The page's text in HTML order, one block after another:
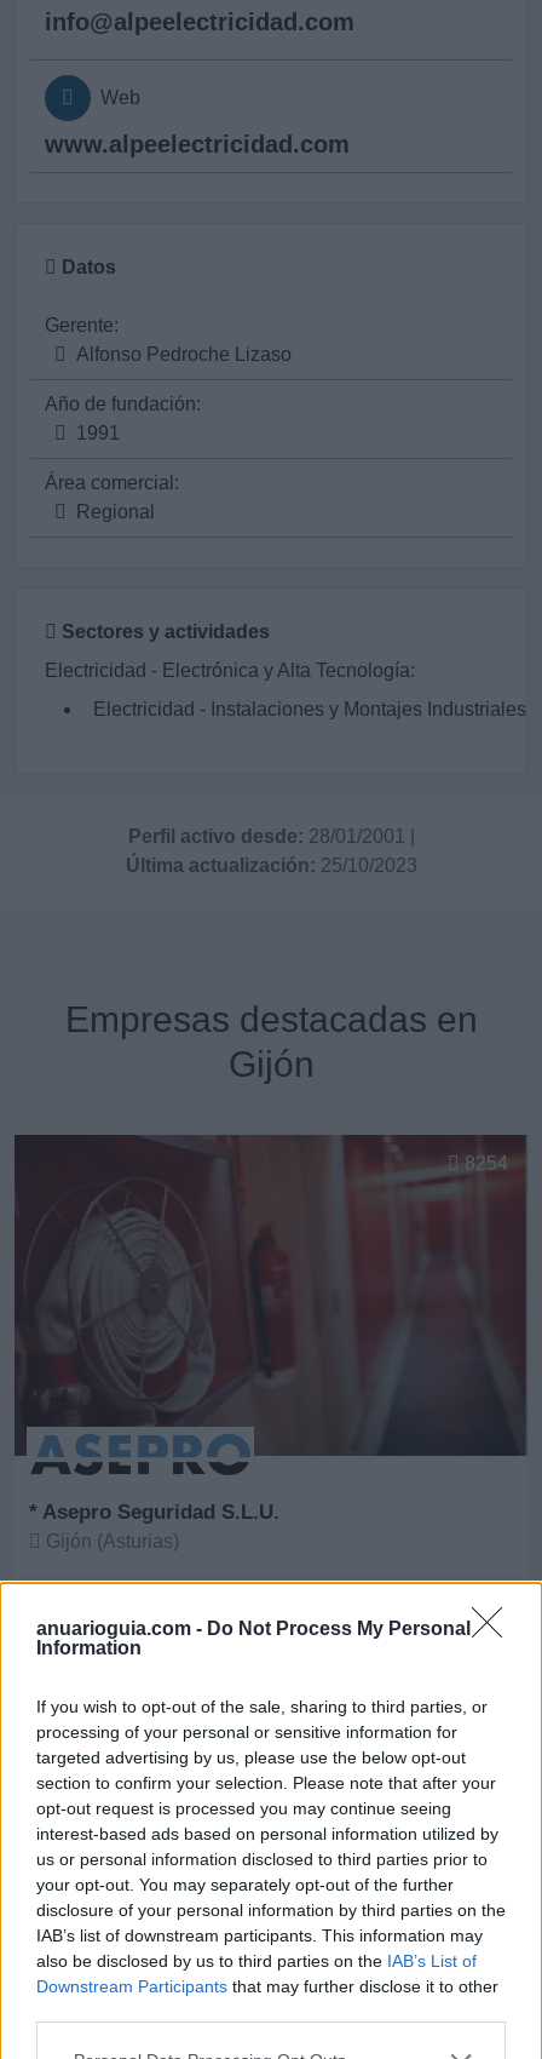
anuarioguia.com - Do Not Process My Personal
Information
If you wish to opt-out of the sale, sharing to third parties, or
processing of your personal or sensitive information for
targeted advertising by us, please use the below opt-out
section to confirm your selection. Please note that after your
opt-out request is processed you may continue seeing
interest-based ads based on personal information utilized by
us or personal information disclosed to third parties prior to
your opt-out. You may separately opt-out of the further
disclosure of your personal information by third parties on the
IAB’s list of downstream participants. This information may
also be disclosed by us to third parties on the IAB’s List of
Downstream Participants that may further disclose it to other
info@alpeelectricidad.com
Web
www.alpeelectricidad.com
Datos
Gerente:
Alfonso Pedroche Lizaso
Año de fundación:
1991
Área comercial:
Regional
Sectores y actividades
Electricidad - Electrónica y Alta Tecnología:
Electricidad - Instalaciones y Montajes Industriales
Perfil activo desde: 28/01/2001
Última actualización: 25/10/2023
Empresas destacadas en
Gijón
* Asepro Seguridad S.L.U.
Gijón (Asturias)
Ver más
8254
* ASMECA Asistencia Mecánica Integral, S.L.
Ver más
25.816